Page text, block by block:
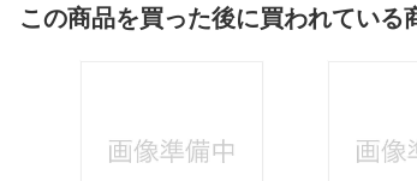
この商品を買った後に買われている